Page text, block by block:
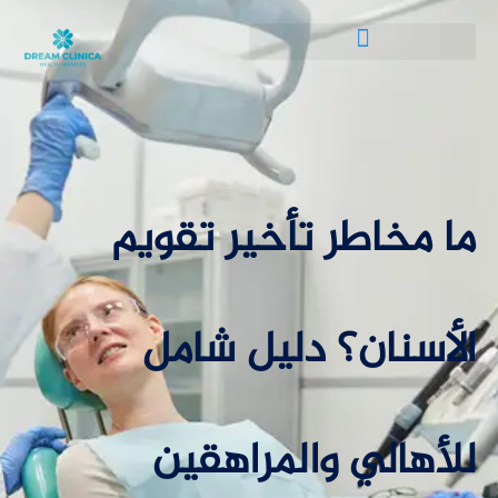
ما مخاطر تأخير تقويم
الأسنان؟ دليل شامل
للأهالي والمراهقين